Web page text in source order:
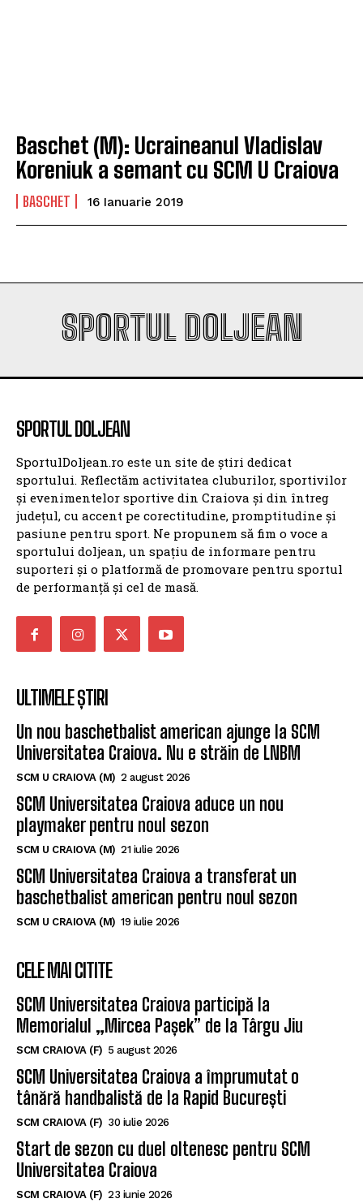
Baschet (M): Ucraineanul Vladislav
Koreniuk a semant cu SCM U Craiova
BASCHET 16 Ianuarie 2019
SPORTUL DOLJEAN
SPORTUL DOLJEAN
SportulDoljean.ro este un site de știri dedicat
sportului. Reflectăm activitatea cluburilor, sportivilor
și evenimentelor sportive din Craiova și din întreg
județul, cu accent pe corectitudine, promptitudine și
pasiune pentru sport. Ne propunem să fim o voce a
sportului doljean, un spațiu de informare pentru
suporteri și o platformă de promovare pentru sportul
de performanță și cel de masă.
ULTIMELE ȘTIRI
Un nou baschetbalist american ajunge la SCM
Universitatea Craiova. Nu e străin de LNBM
SCM U CRAIOVA (M) 2 august 2026
SCM Universitatea Craiova aduce un nou
playmaker pentru noul sezon
SCM U CRAIOVA (M) 21 iulie 2026
SCM Universitatea Craiova a transferat un
baschetbalist american pentru noul sezon
SCM U CRAIOVA (M) 19 iulie 2026
CELE MAI CITITE
SCM Universitatea Craiova participă la
Memorialul „Mircea Pașek” de la Târgu Jiu
SCM CRAIOVA (F) 5 august 2026
SCM Universitatea Craiova a împrumutat o
tânără handbalistă de la Rapid București
SCM CRAIOVA (F) 30 iulie 2026
Start de sezon cu duel oltenesc pentru SCM
Universitatea Craiova
SCM CRAIOVA (F) 23 iunie 2026